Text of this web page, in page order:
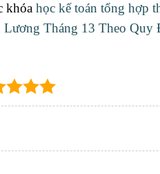
khóa học kế toán tổng hợp
Lương Tháng 13 Theo